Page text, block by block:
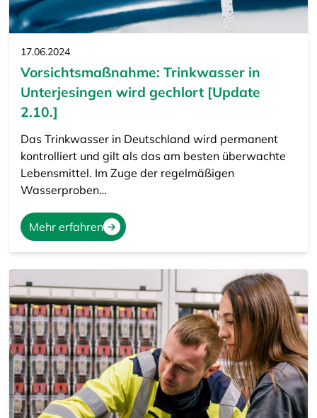
17.06.2024
Vorsichtsmaßnahme: Trinkwasser in
Unterjesingen wird gechlort [Update
2.10.]
Das Trinkwasser in Deutschland wird permanent
kontrolliert und gilt als das am besten überwachte
Lebensmittel. Im Zuge der regelmäßigen
Wasserproben…
Mehr erfahren